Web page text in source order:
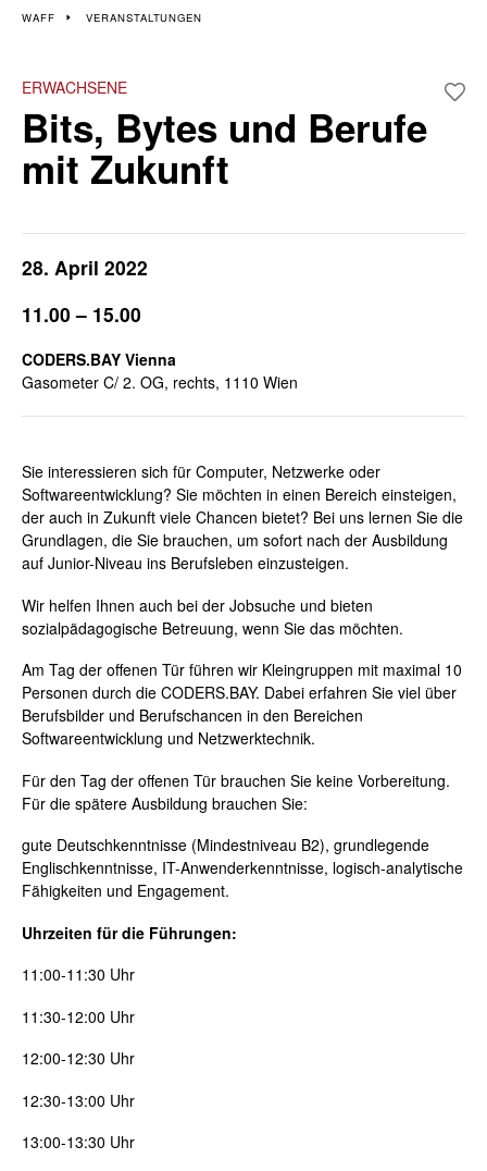
Veranstaltungen im 11.
Wiener Wochen für Beruf und Weiterbildung
WAFF VERANSTALTUNGEN
ERWACHSENE
Bits, Bytes und Berufe
mit Zukunft
28. April 2022
11.00 – 15.00
CODERS.BAY Vienna
Gasometer C/ 2. OG, rechts, 1110 Wien
Sie interessieren sich für Computer, Netzwerke oder
Softwareentwicklung? Sie möchten in einen Bereich einsteigen,
der auch in Zukunft viele Chancen bietet? Bei uns lernen Sie die
Grundlagen, die Sie brauchen, um sofort nach der Ausbildung
auf Junior-Niveau ins Berufsleben einzusteigen.
Wir helfen Ihnen auch bei der Jobsuche und bieten
sozialpädagogische Betreuung, wenn Sie das möchten.
Am Tag der offenen Tür führen wir Kleingruppen mit maximal 10
Personen durch die CODERS.BAY. Dabei erfahren Sie viel über
Berufsbilder und Berufschancen in den Bereichen
Softwareentwicklung und Netzwerktechnik.
Für den Tag der offenen Tür brauchen Sie keine Vorbereitung.
Für die spätere Ausbildung brauchen Sie:
gute Deutschkenntnisse (Mindestniveau B2), grundlegende
Englischkenntnisse, IT-Anwenderkenntnisse, logisch-analytische
Fähigkeiten und Engagement.
Uhrzeiten für die Führungen:
11:00-11:30 Uhr
11:30-12:00 Uhr
12:00-12:30 Uhr
12:30-13:00 Uhr
13:00-13:30 Uhr